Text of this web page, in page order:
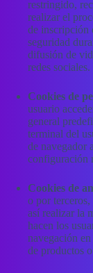
restringido,
realizar el
de inscripción
seguridad
difusión de
redes sociales.
Cookies de
usuario
general
terminal del
de navegador
configuración
Cookies de
o por
así realizar la
hacen los
navegación
de productos